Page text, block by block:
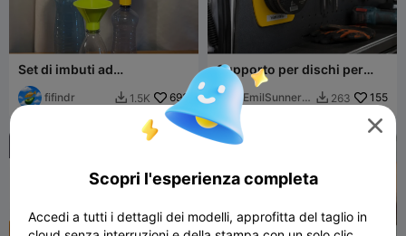
Set di imbuti ad
avvitamento per bottiglie
fifindr  1.5K 693
Supporto per dischi per
smerigliatrice angolare –
Mola da taglio a parete
EmilSunnerb  263 155

Scopri l'esperienza completa
Accedi a tutti i dettagli dei modelli, approfitta del taglio in